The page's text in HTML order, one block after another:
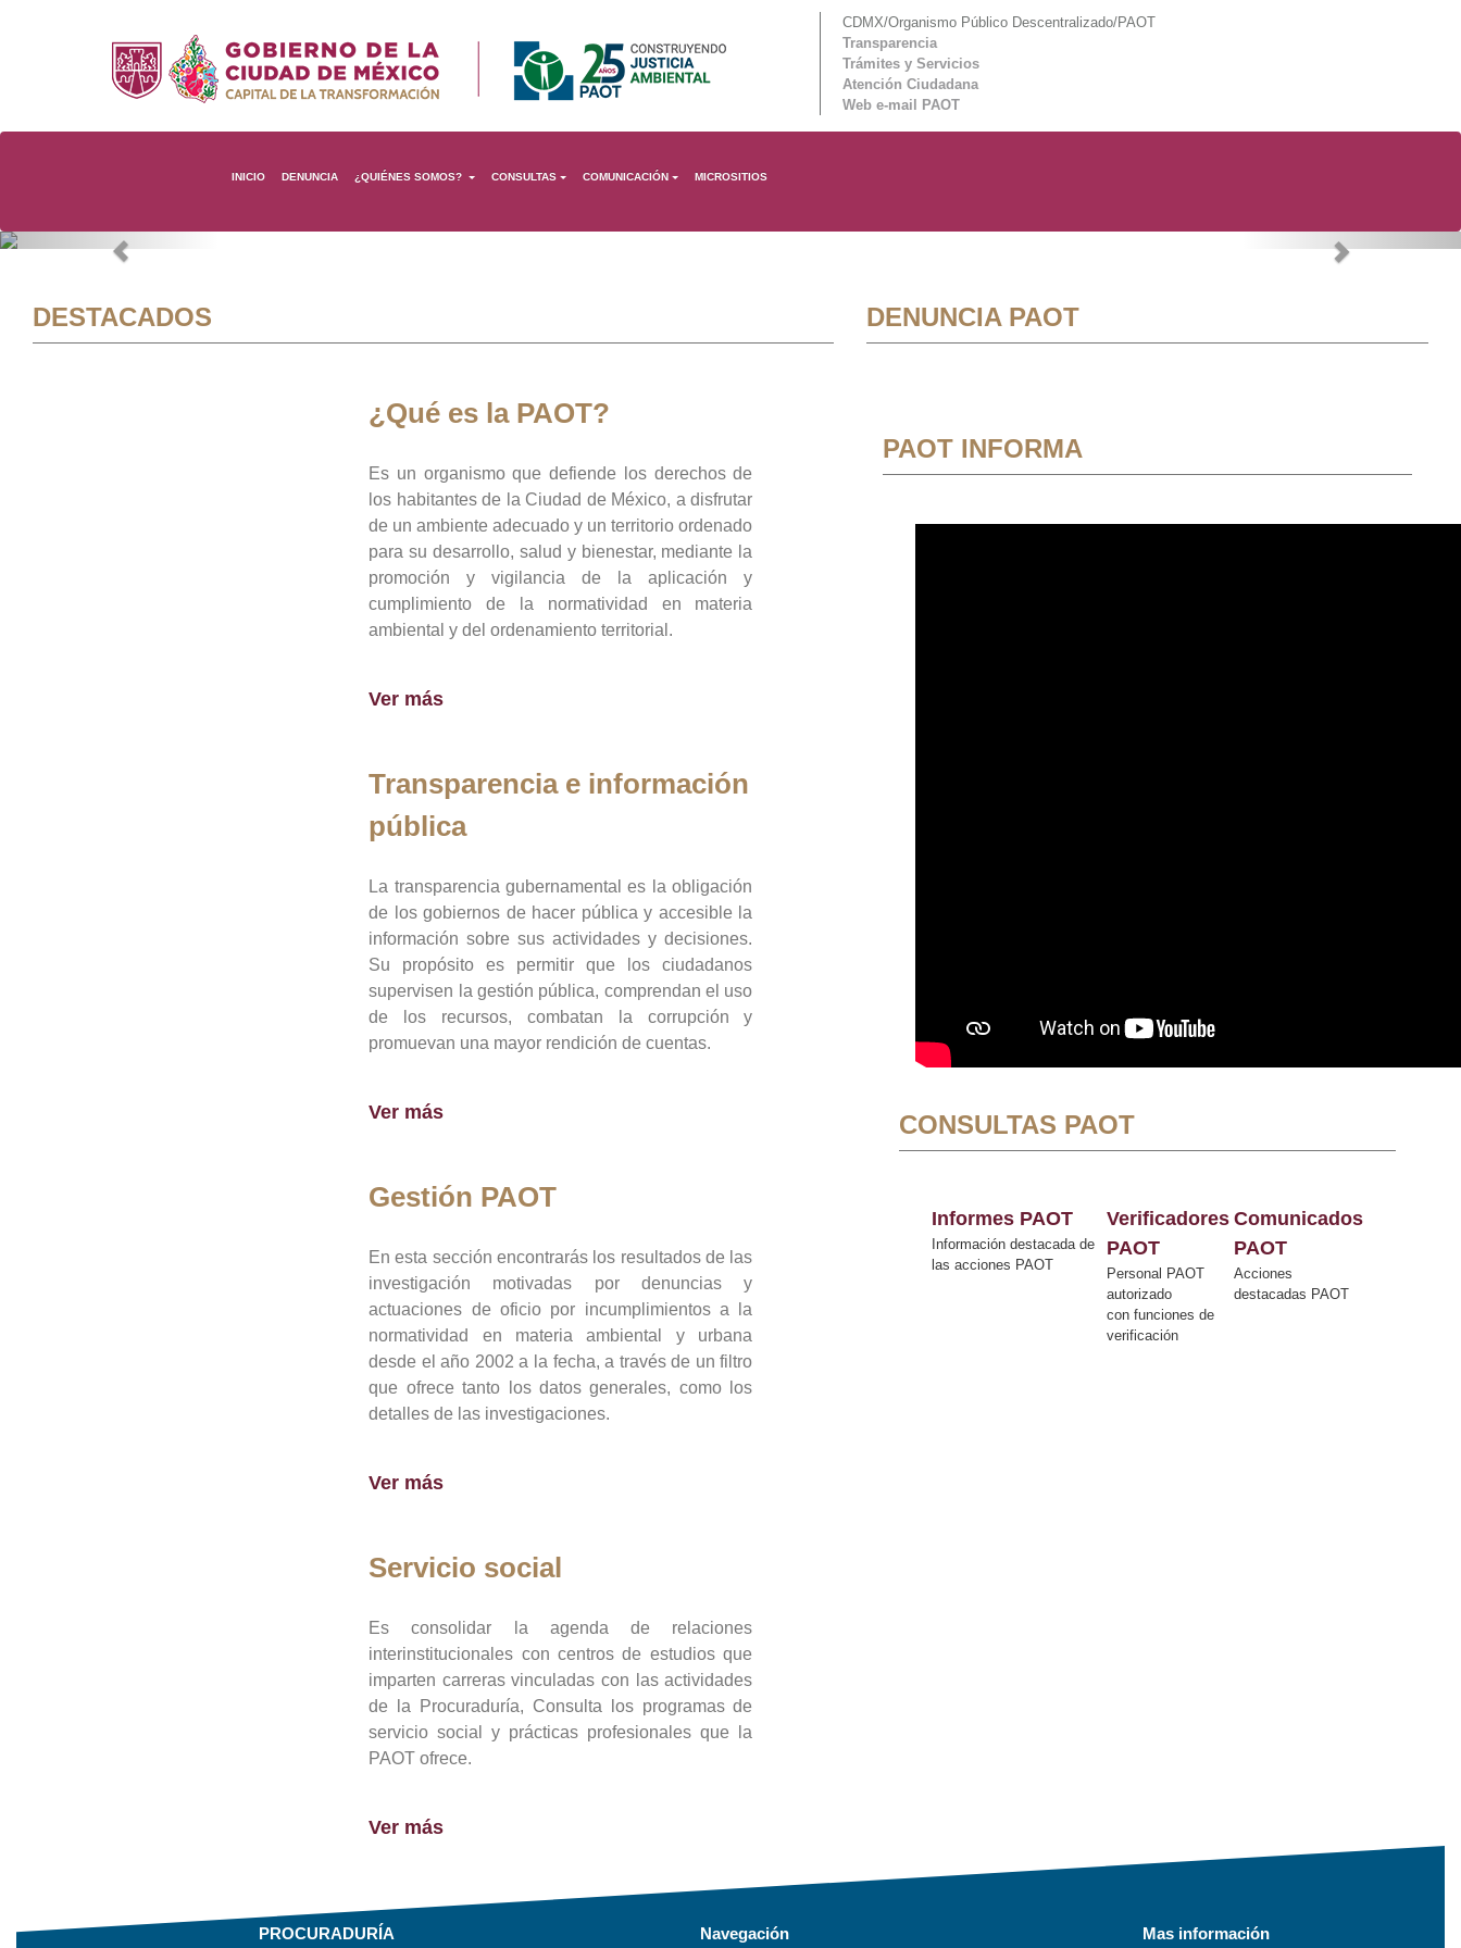
CDMX/Organismo Público Descentralizado/PAOT
Transparencia
Trámites y Servicios
Atención Ciudadana
Web e-mail PAOT
INICIO DENUNCIA ¿QUIÉNES SOMOS? CONSULTAS COMUNICACIÓN MICROSITIOS
Previous Next
DESTACADOS
¿Qué es la PAOT?
Es un organismo que defiende los derechos de
los habitantes de la Ciudad de México, a disfrutar
de un ambiente adecuado y un territorio ordenado
para su desarrollo, salud y bienestar, mediante la
promoción y vigilancia de la aplicación y
cumplimiento de la normatividad en materia
ambiental y del ordenamiento territorial.
Ver más
Transparencia e información
pública
La transparencia gubernamental es la obligación
de los gobiernos de hacer pública y accesible la
información sobre sus actividades y decisiones.
Su propósito es permitir que los ciudadanos
supervisen la gestión pública, comprendan el uso
de los recursos, combatan la corrupción y
promuevan una mayor rendición de cuentas.
Ver más
Gestión PAOT
En esta sección encontrarás los resultados de las
investigación motivadas por denuncias y
actuaciones de oficio por incumplimientos a la
normatividad en materia ambiental y urbana
desde el año 2002 a la fecha, a través de un filtro
que ofrece tanto los datos generales, como los
detalles de las investigaciones.
Ver más
Servicio social
Es consolidar la agenda de relaciones
interinstitucionales con centros de estudios que
imparten carreras vinculadas con las actividades
de la Procuraduría, Consulta los programas de
servicio social y prácticas profesionales que la
PAOT ofrece.
Ver más
DENUNCIA PAOT
PAOT INFORMA
CONSULTAS PAOT
Informes PAOT
Información destacada de
las acciones PAOT
Verificadores
PAOT
Personal PAOT
autorizado
con funciones de
verificación
Comunicados
PAOT
Acciones
destacadas PAOT
PROCURADURÍA Navegación Mas información